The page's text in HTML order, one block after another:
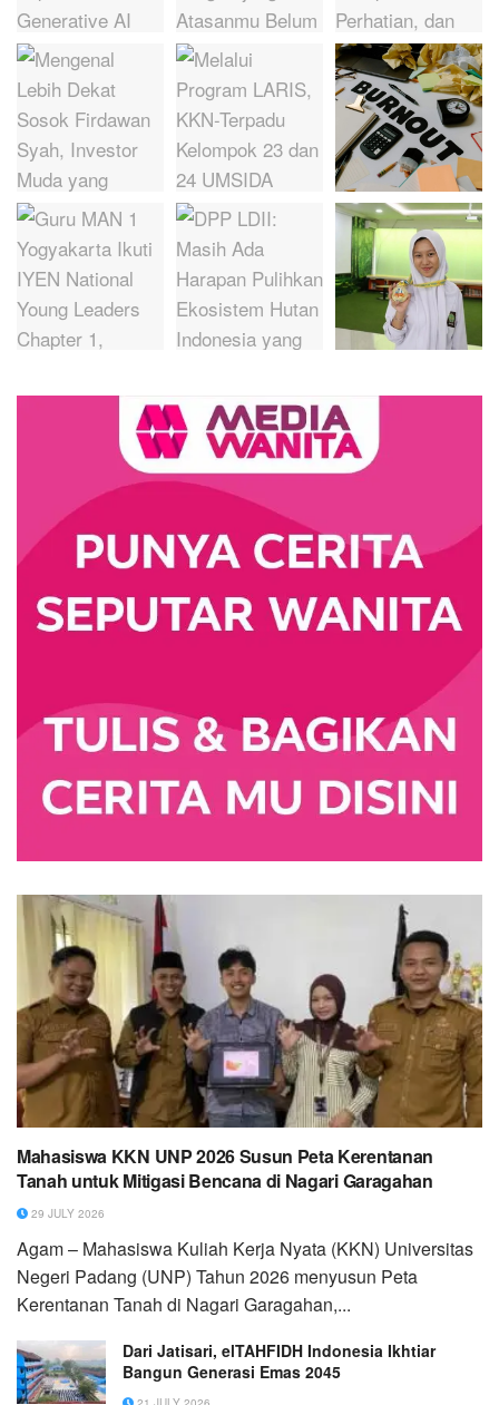
Mahasiswa KKN UNP 2026 Susun Peta Kerentanan
Tanah untuk Mitigasi Bencana di Nagari Garagahan
29 JULY 2026
Agam – Mahasiswa Kuliah Kerja Nyata (KKN) Universitas
Negeri Padang (UNP) Tahun 2026 menyusun Peta
Kerentanan Tanah di Nagari Garagahan,...
Dari Jatisari, elTAHFIDH Indonesia Ikhtiar
Bangun Generasi Emas 2045